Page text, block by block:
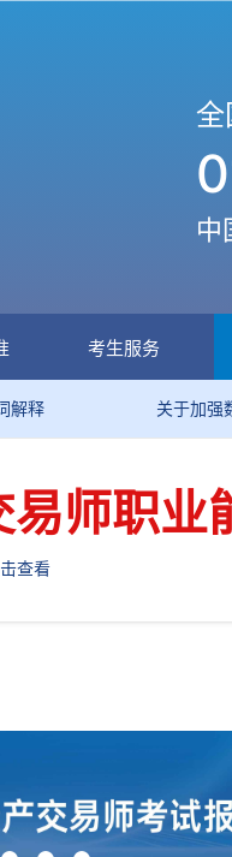
全
中
考生服务
关于加强数据要
师职业
查看